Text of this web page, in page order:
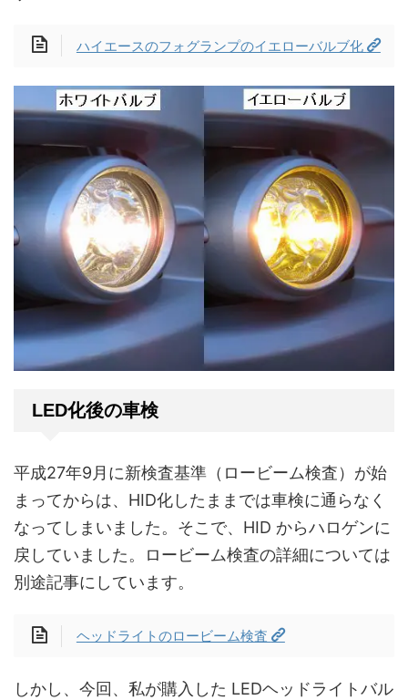
ハイエースのフォグランプのイエローバルブ化
LED化後の車検
平成27年9月に新検査基準（ロービーム検査）が始
まってからは、HID化したままでは車検に通らなく
なってしまいました。そこで、HID からハロゲンに
戻していました。ロービーム検査の詳細については
別途記事にしています。
ヘッドライトのロービーム検査
しかし、今回、私が購入した LEDヘッドライトバル